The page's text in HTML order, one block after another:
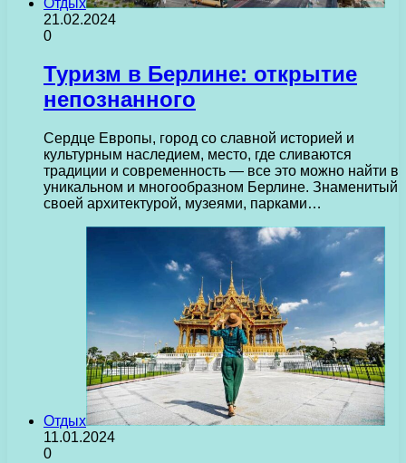
21.02.2024
0
Туризм в Берлине: открытие
непознанного
Сердце Европы, город со славной историей и
культурным наследием, место, где сливаются
традиции и современность — все это можно найти в
уникальном и многообразном Берлине. Знаменитый
своей архитектурой, музеями, парками…
Отдых
11.01.2024
0